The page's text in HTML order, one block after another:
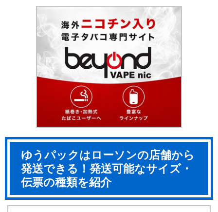
ゆうパックはローソンの店舗から
発送できる！発送可能なサイズ・
伝票の種類を紹介